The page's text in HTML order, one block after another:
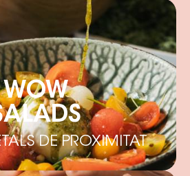
WOW
DE PROXIMITAT